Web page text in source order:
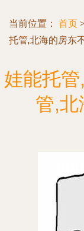
当前位置： 首页 >
托管,北海的房东
娃能托
管,北